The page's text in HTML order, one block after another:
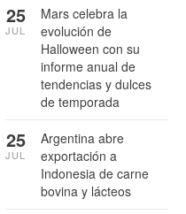
Mars celebra la
evolución de
Halloween con su
informe anual de
tendencias y dulces
de temporada
25
JUL
Argentina abre
exportación a
Indonesia de carne
bovina y lácteos
25
JUL